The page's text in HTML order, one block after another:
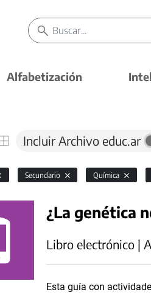
Alfabetización
Incluir Archivo educ.ar
Secundario Química
¿La genética
Libro electrónico |
Esta guía con